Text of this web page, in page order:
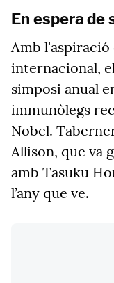
En espera de
Amb
internacional,
simposi anual
immunòlegs
Nobel.
Allison, que va
amb Tasuku
l’any que ve.